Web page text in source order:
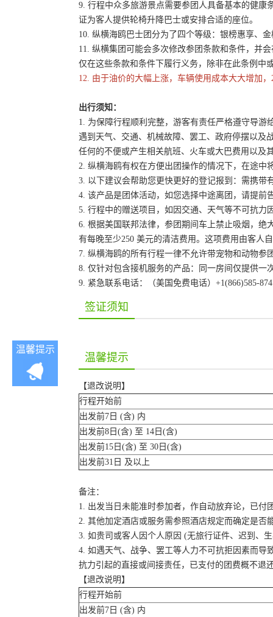
9. 行程中众多旅游景点需要参团人具备基本的健
证为客人提供轮椅升降巴士或安排合适的座位。
10. 纵横海鸥巴士团分为了四个等级：银榜惠享、
11. 纵横集团可能会多次修改参团条款和条件，并
仅在这些条款和条件下履行义务，除非在此条例中
12. 由于油价的大幅上涨，车辆使用成本大大增加
出行须知：
1. 为保障行程顺利完整，游客有责任严格遵守导
遇到天气、交通、机械故障、罢工、政府停摆以及
任何的不便或产生相关航班、火车或大巴费用以及
2. 纵横海鸥有权在方便出团操作的情况下，在途
3. 以下建议会帮助您更快更好的登记报到：需携
4. 该产品是团体活动，如您选择中途离团，请提
5. 行程中的赠送项目，如因交通、天气等不可抗
6. 根据美国联邦法律，参团期间车上禁止吸烟，
有每晚至少250 美元的清洁费用。这项费用由客人
7. 纵横海鸥的所有行程一律不允许带宠物和动物参
8. 仅针对包含接机服务的产品：同一房间仅提供
9. 紧急联系电话：（美国免费电话）+1(866)585-
签证须知
温馨提示
温馨提示
【退改说明】
行程开始前
出发前7日 (含) 内
出发前8日(含) 至 14日(含)
出发前15日(含) 至 30日(含)
出发前31日 及以上
备注：
1. 出发当日未能准时参加者，作自动放弃论，已付
2. 其他加定酒店或服务需参照酒店规定而确定是否
3. 如贵司或客人因个人原因 (无旅行证件、迟到、
4. 如遇天气、战争、罢工等人力不可抗拒因素而
抗力引起的直接或间接责任，已支付的团费概不退
【退改说明】
行程开始前
出发前7日 (含) 内